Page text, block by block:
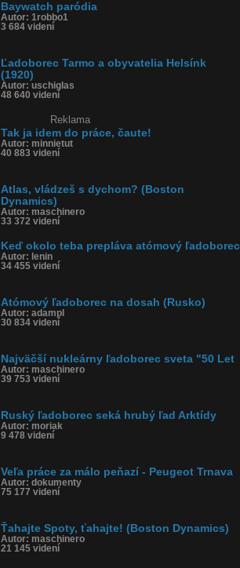
Baywatch paródia
Autor: 1robbo1
3 684 videní
Ľadoborec Tarmo a obyvatelia Helsínk
(1920)
Autor: uschiglas
48 640 videní
Reklama
Tak ja idem do práce, čaute!
Autor: minnietut
40 883 videní
Atlas, vládzeš s dychom? (Boston
Dynamics)
Autor: maschinero
33 372 videní
Keď okolo teba prepláva atómový ľadoborec
Autor: lenin
34 455 videní
Atómový ľadoborec na dosah (Rusko)
Autor: adampl
30 834 videní
Najväčší nukleárny ľadoborec sveta "50 Let
Autor: maschinero
39 753 videní
Ruský ľadoborec seká hrubý ľad Arktídy
Autor: moriak
9 478 videní
Veľa práce za málo peňazí - Peugeot Trnava
Autor: dokumenty
75 177 videní
Ťahajte Spoty, ťahajte! (Boston Dynamics)
Autor: maschinero
21 145 videní